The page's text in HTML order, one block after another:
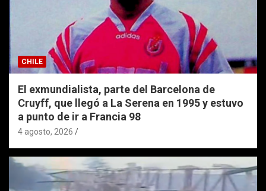
CHILE
El exmundialista, parte del Barcelona de
Cruyff, que llegó a La Serena en 1995 y estuvo
a punto de ir a Francia 98
4 agosto, 2026